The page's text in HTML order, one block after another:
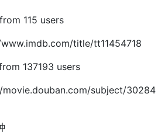
115 users
title/tt11454718
137193 users
subject/30284